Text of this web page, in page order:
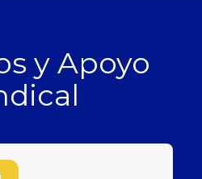
y Apoyo